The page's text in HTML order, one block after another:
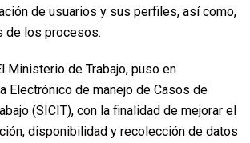
de usuarios y sus perfiles, así como,
de los procesos.
Ministerio de Trabajo, puso en
Electrónico de manejo de Casos de
(SICIT), con la finalidad de mejorar el
disponibilidad y recolección de datos